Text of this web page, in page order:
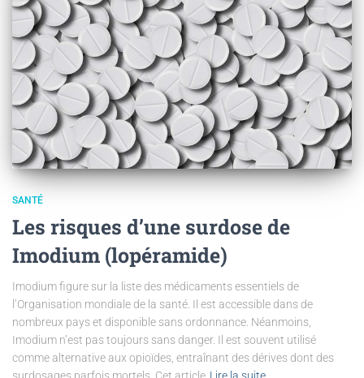
SANTÉ
Les risques d’une surdose de
Imodium (lopéramide)
Imodium figure sur la liste des médicaments essentiels de
l’Organisation mondiale de la santé. Il est accessible dans de
nombreux pays et disponible sans ordonnance. Néanmoins,
Imodium n’est pas toujours sans danger. Il est souvent utilisé
comme alternative aux opioïdes, entraînant des dérives dont des
surdosages parfois mortels. Cet article Lire la suite